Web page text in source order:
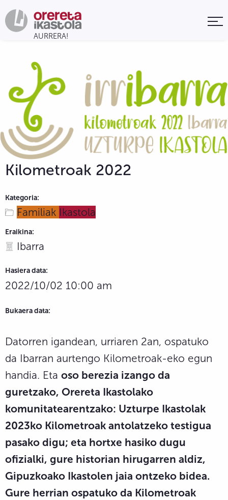
Kilometroak 2022
Kategoria:
Familiak Ikastola
Eraikina:
Ibarra
Hasiera data:
2022/10/02 10:00 am
Bukaera data:
Datorren igandean, urriaren 2an, ospatuko
da Ibarran aurtengo Kilometroak-eko egun
handia. Eta oso berezia izango da
guretzako, Orereta Ikastolako
komunitatearentzako: Uzturpe Ikastolak
2023ko Kilometroak antolatzeko testigua
pasako digu; eta hortxe hasiko dugu
ofizialki, gure historian hirugarren aldiz,
Gipuzkoako Ikastolen jaia ontzeko bidea.
Gure herrian ospatuko da Kilometroak